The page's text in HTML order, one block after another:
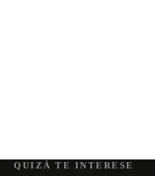
QUIZÁ TE INTERESE